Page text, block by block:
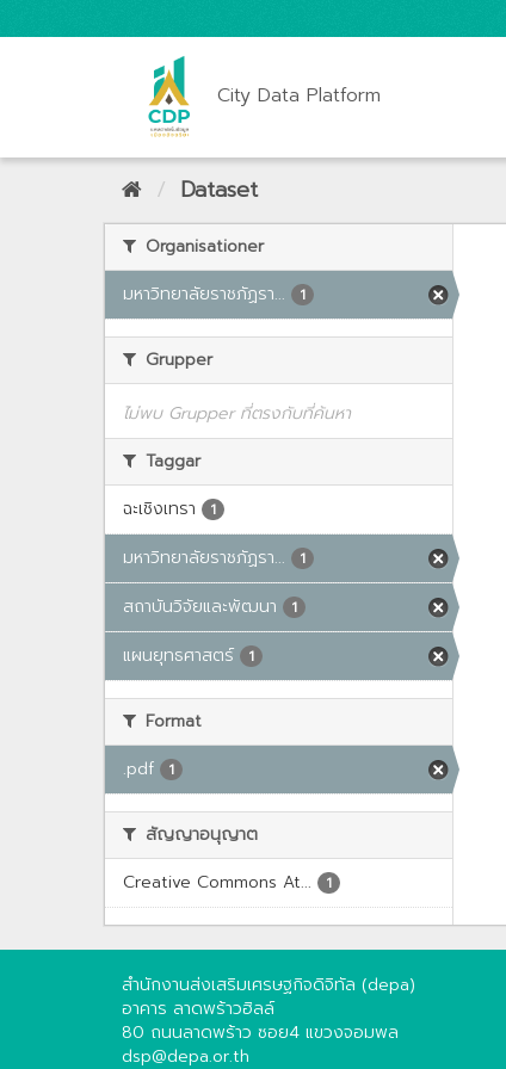
City Data Platform
Dataset
Organisationer
มหาวิทยาลัยราชภัฏรา...
1
Grupper
ไม่พบ Grupper ที่ตรงกับที่ค้นหา
Taggar
ฉะเชิงเทรา
1
มหาวิทยาลัยราชภัฏรา... 1
สถาบันวิจัยและพัฒนา 1
แผนยุทธศาสตร์ 1
Format
.pdf
1
สัญญาอนุญาต
Creative Commons At...
1
สำนักงานส่งเสริมเศรษฐกิจดิจิทัล (depa)
อาคาร ลาดพร้าวฮิลล์
80 ถนนลาดพร้าว ซอย4 แขวงจอมพล
dsp@depa.or.th